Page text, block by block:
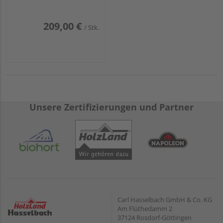
209,00 € / Stk.
Unsere Zertifizierungen und Partner
Carl Hasselbach GmbH & Co. KG
Am Flüthedamm 2
37124 Rosdorf-Göttingen